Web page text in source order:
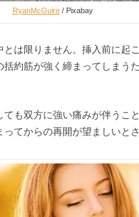
RyanMcGuire / Pixabay
とは限りません。挿入前に起
括約筋が強く締まってしまう
も双方に強い痛みが伴うこ
てからの再開が望ましいとさ